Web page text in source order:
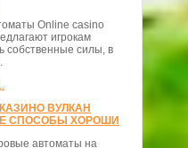
Online casino
игрокам
собственные силы, в
ВУЛКАН
СПОСОБЫ ХОРОШИ
автоматы на